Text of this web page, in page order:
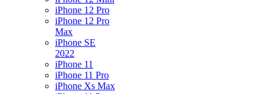
iPhone 12 Pro
iPhone 12 Pro
Max
iPhone SE
2022
iPhone 11
iPhone 11 Pro
iPhone Xs Max